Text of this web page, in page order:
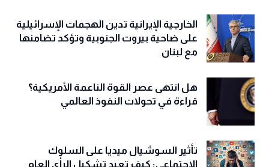
الخارجية الإيرانية تدين الهجمات الإسرائيلية
على ضاحية بيروت الجنوبية وتؤكد تضامنها
مع لبنان
هل انتهى عصر القوة الناعمة الأمريكية؟
قراءة في تحولات النفوذ العالمي
تأثير السوشيال ميديا على السلوك
الاجتماعي: كيف تعيد تشكيل الرأي العام